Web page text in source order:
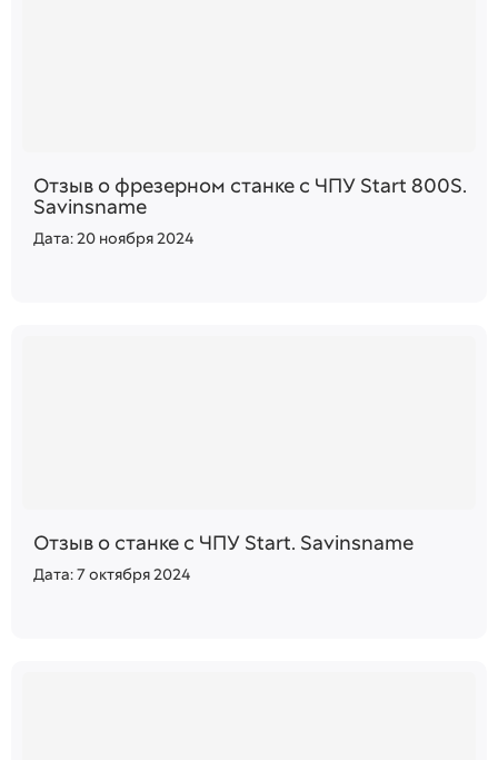
Отзыв о фрезерном станке с ЧПУ Start 800S.
Savinsname
Дата: 20 ноября 2024
Отзыв о станке с ЧПУ Start. Savinsname
Дата: 7 октября 2024